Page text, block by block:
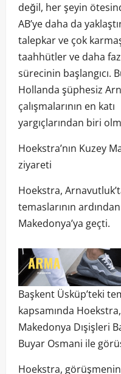
değil, her şeyin
AB’ye daha da
talepkar ve çok
taahhütler ve daha
sürecinin başlangıcı.
Hollanda şüphesiz
çalışmalarının en katı
yargıçlarından biri
Hoekstra’nın Kuzey
ziyareti
Hoekstra,
temaslarının
Makedonya’ya geçti.
Başkent Üsküp’teki
kapsamında
Makedonya Dışişleri
Buyar Osmani ile
Hoekstra,